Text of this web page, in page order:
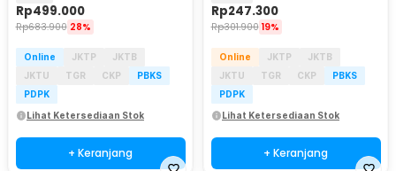
Rp499.000
Rp683.900 28%
Online JKTP
JKTB
JKTU
TGR CKP
PBKS
PDPK
Lihat Ketersediaan Stok
+ Keranjang
Rp247.300
Rp301.900 19%
Online JKTP
JKTB
JKTU
TGR CKP
PBKS
PDPK
Lihat Ketersediaan Stok
+ Keranjang